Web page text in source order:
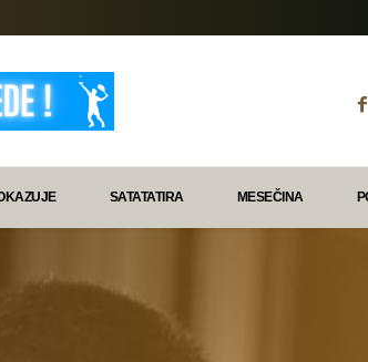
SATATATIRA MESEČINA